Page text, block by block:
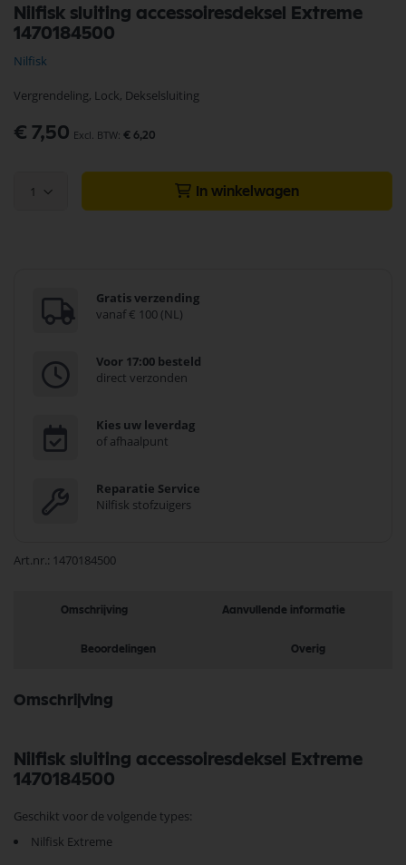
Nilfisk sluiting accessoiresdeksel Extreme
1470184500
Nilfisk
Vergrendeling, Lock, Dekselsluiting
€ 7,50 € 6,20
1 In winkelwagen
Gratis verzending
vanaf € 100 (NL)
Voor 17:00 besteld
direct verzonden
Kies uw leverdag
of afhaalpunt
Reparatie Service
Nilfisk stofzuigers
Art.nr. 1470184500
naar
het
van
afbeeldingen-
Omschrijving Aanvullende informatie
Beoordelingen Overig
Omschrijving
Nilfisk sluiting accessoiresdeksel Extreme
1470184500
Geschikt voor de volgende types:
Nilfisk Extreme